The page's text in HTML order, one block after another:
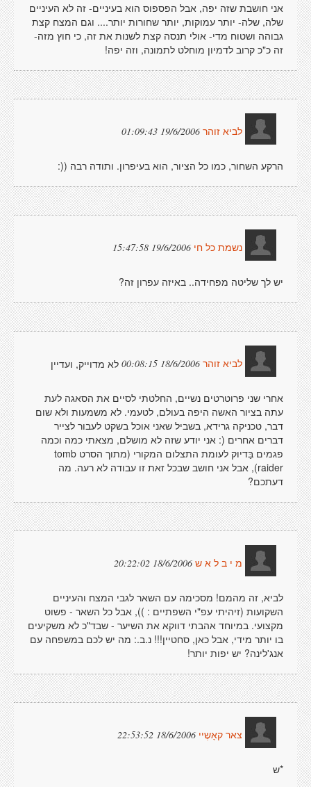
אני חושבת שזה יפה, אבל הפספוס הוא בעיניים- זה לא העיניים
שלה, שלה- יותר עמוקות, יותר שחורות יותר.... וגם המצח קצת
גבוהה ושטוח מדי- אולי תנסה קצת לשנות את זה, כי חוץ מזה-
זה כ"כ קרוב לדמיון מוחלט לתמונה, וזה יפה!
לביא זוהר 19/6/2006 01:09:43
הרקע השחור, כמו כל הציור, הוא בעיפרון. ותודה רבה ((:
נשמת כל חי 19/6/2006 15:47:58
יש לך שליטה מפחידה.. באיזה עפרון זה?
לביא זוהר 18/6/2006 00:08:15 לא מדוייק, ועדיין
אחרי שני פרוטרטים נשיים, החלטתי לסיים את הסאגה לעת
עתה בציור האשה היפה בעולם, לטעמי. לא משמעות ולא שום
דבר, טכניקה גרידא, בשביל שאני אוכל בשקט לעבור לצייר
דברים אחרים (: אני יודע שזה לא מושלם, מצאתי כמה וכמה
פגמים בַּדיוק לעומת התצלום המקורי (מתוך הסרט tomb
raider), אבל אני חושב שבכל זאת זו עבודה לא רעה. מה
דעתכם?
מ י ב ל א ש 18/6/2006 20:22:02
לביא, זה מהמם! מסכימה עם השאר לגבי המצח והעיניים
השקועות (זיהיתי עפ"י השפתיים : )), אבל כל השאר - פשוט
מקצועי. במיוחד אהבתי דווקא את השיער - שבד"כ לא משקיעים
בו יותר מידי, אבל כאן, סחטיין!!! נ.ב.: מה יש לכם במשפחה עם
אנג'לינה? יש יפות יותר!
צאר קאָשֶיי 18/6/2006 22:53:52
*ש